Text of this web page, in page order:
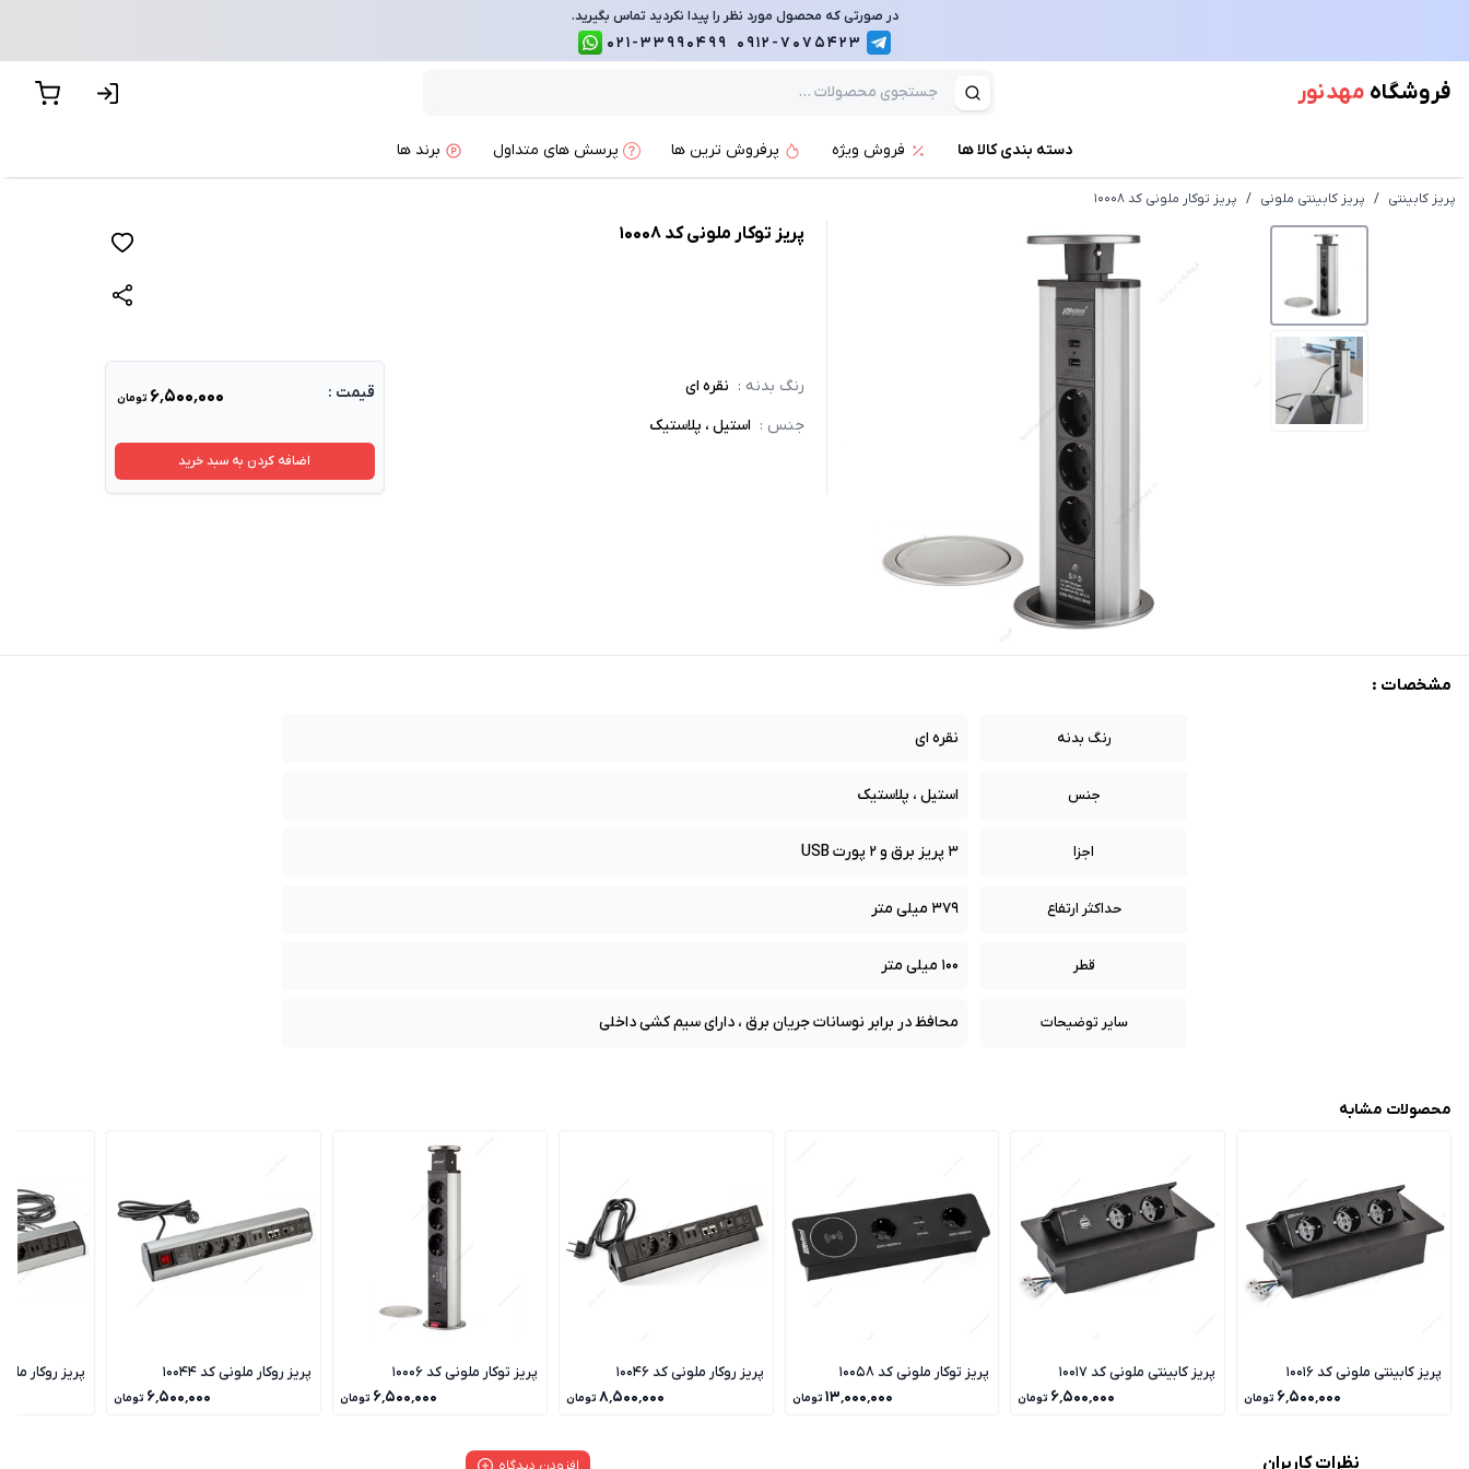
در صورتی که محصول مورد نظر را پیدا نکردید تماس بگیرید.
0912-7075423
021-33990499
فروشگاه مهد نور
دسته بندی کالا ها فروش ویژه پرفروش ترین ها پرسش های متداول برند ها
پریز کابینتی / پریز کابینتی ملونی / پریز توکار ملونی کد 10008
پریز توکار ملونی کد 10008
قیمت : ۶٬۵۰۰٬۰۰۰ تومان
اضافه کردن به سبد خرید
رنگ بدنه : نقره ای
جنس : استیل ، پلاستیک
مشخصات :
رنگ بدنه نقره ای
جنس استیل ، پلاستیک
اجزا 3 پریز برق و 2 پورت USB
حداکثر ارتفاع 379 میلی متر
قطر 100 میلی متر
سایر توضیحات محافظ در برابر نوسانات جریان برق ، دارای سیم کشی داخلی
محصولات مشابه
پریز کابینتی ملونی کد 10016
۶٬۵۰۰٬۰۰۰ تومان
پریز کابینتی ملونی کد 10017
۶٬۵۰۰٬۰۰۰ تومان
پریز توکار ملونی کد 10058
۱۳٬۰۰۰٬۰۰۰ تومان
پریز روکار ملونی کد 10046
۸٬۵۰۰٬۰۰۰ تومان
پریز توکار ملونی کد 10006
۶٬۵۰۰٬۰۰۰ تومان
پریز روکار ملونی کد 10044
۶٬۵۰۰٬۰۰۰ تومان
پریز روکار ملونی
نظرات کاربران افزودن دیدگاه